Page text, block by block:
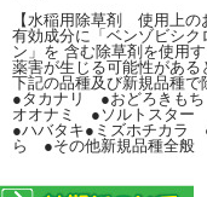
【水稲用除草剤 使用上の
有効成分に「ベンゾビシ
ン」を 含む除草剤を使用す
薬害が生じる可能性がある
下記の品種及び新規品種で
●タカナリ ●おどろきも
オオナミ ●ソルトスター
●ハバタキ●ミズホチカ
ら ●その他新規品種全般